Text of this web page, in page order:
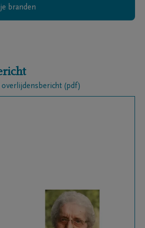
branden
overlijdensbericht (pdf)